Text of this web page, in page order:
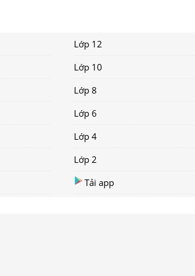
Lớp 12
Lớp 10
Lớp 8
Lớp 6
Lớp 4
Lớp 2
Tải app